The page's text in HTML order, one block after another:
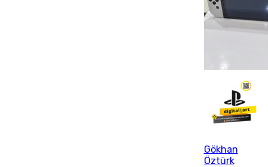
Gökhan
Öztürk